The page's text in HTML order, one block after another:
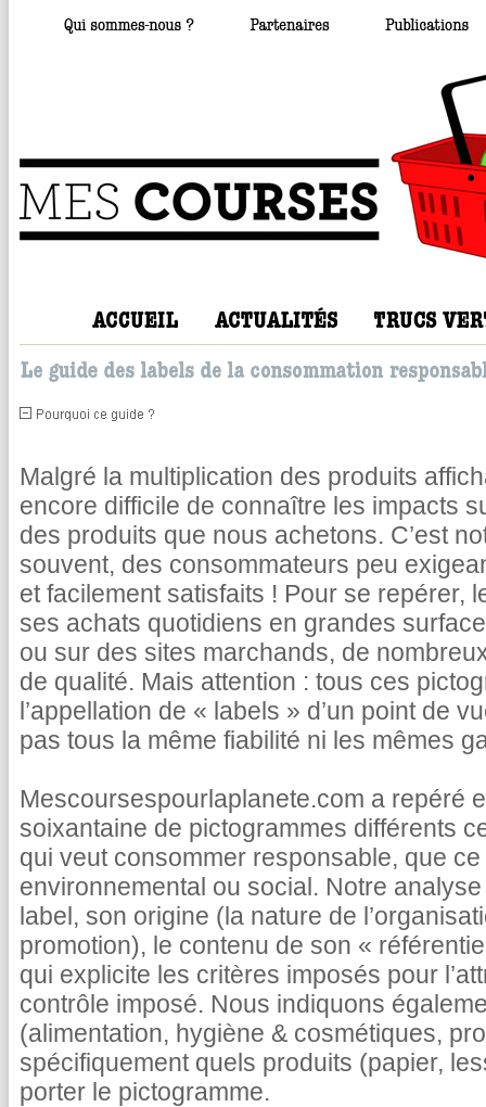
Malgré la multiplication des produits
encore difficile de connaître les impacts
des produits que nous achetons. C’est
souvent, des consommateurs peu
et facilement satisfaits ! Pour se repérer,
ses achats quotidiens en grandes
ou sur des sites marchands, de
de qualité. Mais attention : tous ces
l’appellation de « labels » d’un point de
pas tous la même fiabilité ni les mêmes
Mescoursespourlaplanete.com a repéré
soixantaine de pictogrammes différents
qui veut consommer responsable, que ce
environnemental ou social. Notre
label, son origine (la nature de
promotion), le contenu de son «
qui explicite les critères imposés pour
contrôle imposé. Nous indiquons
(alimentation, hygiène & cosmétiques,
spécifiquement quels produits (papier,
porter le pictogramme.